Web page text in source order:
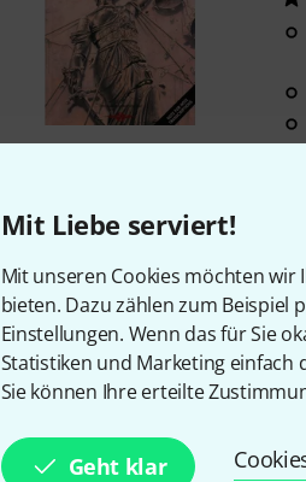
Mit Liebe serviert!
Mit unseren Cookies möchten
bieten. Dazu zählen zum Beispiel
Einstellungen. Wenn das für Sie
Statistiken und Marketing einfach
Sie können Ihre erteilte
Geht klar